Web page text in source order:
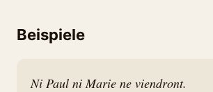
Beispiele
Ni Paul ni Marie ne viendront.